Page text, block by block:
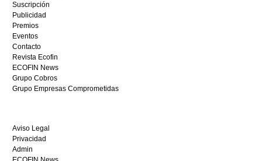
mismo.
Suscripción
Publicidad
Premios
Eventos
Contacto
Revista Ecofin
ECOFIN News
Grupo Cobros
Grupo Empresas Comprometidas
Aviso Legal
Privacidad
Admin